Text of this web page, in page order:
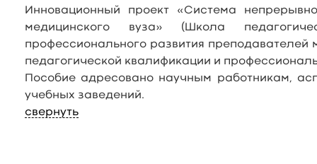
Инновационный проект «Система
медицинского вуза» (Школа
профессионального развития
педагогической квалификации и
Пособие адресовано научным работникам,
учебных заведений.
свернуть